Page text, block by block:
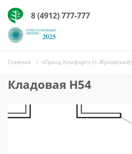
8 (4912) 777-777
Главная «Гранд Комфорт» (г. Жуковский)
Кладовая Н54